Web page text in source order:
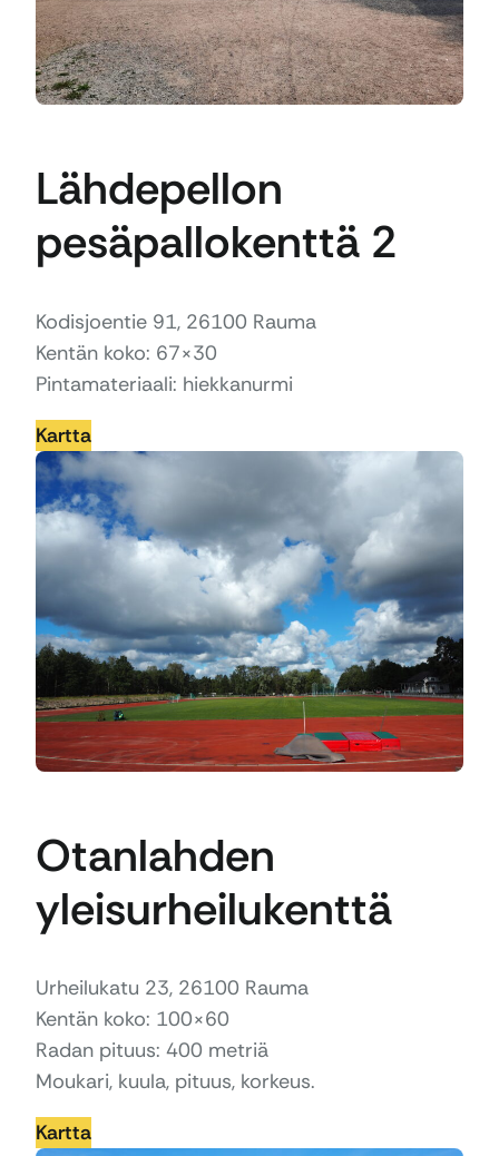
Lähdepellon
pesäpallokenttä 2
Kodisjoentie 91, 26100 Rauma
Kentän koko: 67×30
Pintamateriaali: hiekkanurmi
Kartta
Otanlahden
yleisurheilukenttä
Urheilukatu 23, 26100 Rauma
Kentän koko: 100×60
Radan pituus: 400 metriä
Moukari, kuula, pituus, korkeus.
Kartta